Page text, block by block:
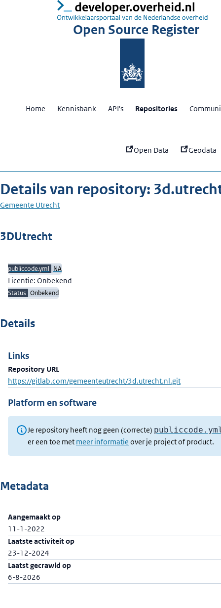
Open Source Register:
Home Kennisbank API's Repositories
Open Data Geodata
Details van repository:
Gemeente Utrecht
3DUtrecht
publiccode.yml NA
Licentie: Onbekend
Status Onbekend
Details
Links
Repository URL
https://gitlab.com/gemeenteutrecht/3d.utrecht.nl.git
Platform en software
Je repository heeft nog geen (correcte)
er een toe met meer informatie over je project of product.
Metadata
Aangemaakt op
11-1-2022
Laatste activiteit op
23-12-2024
Laatst gecrawld op
6-8-2026